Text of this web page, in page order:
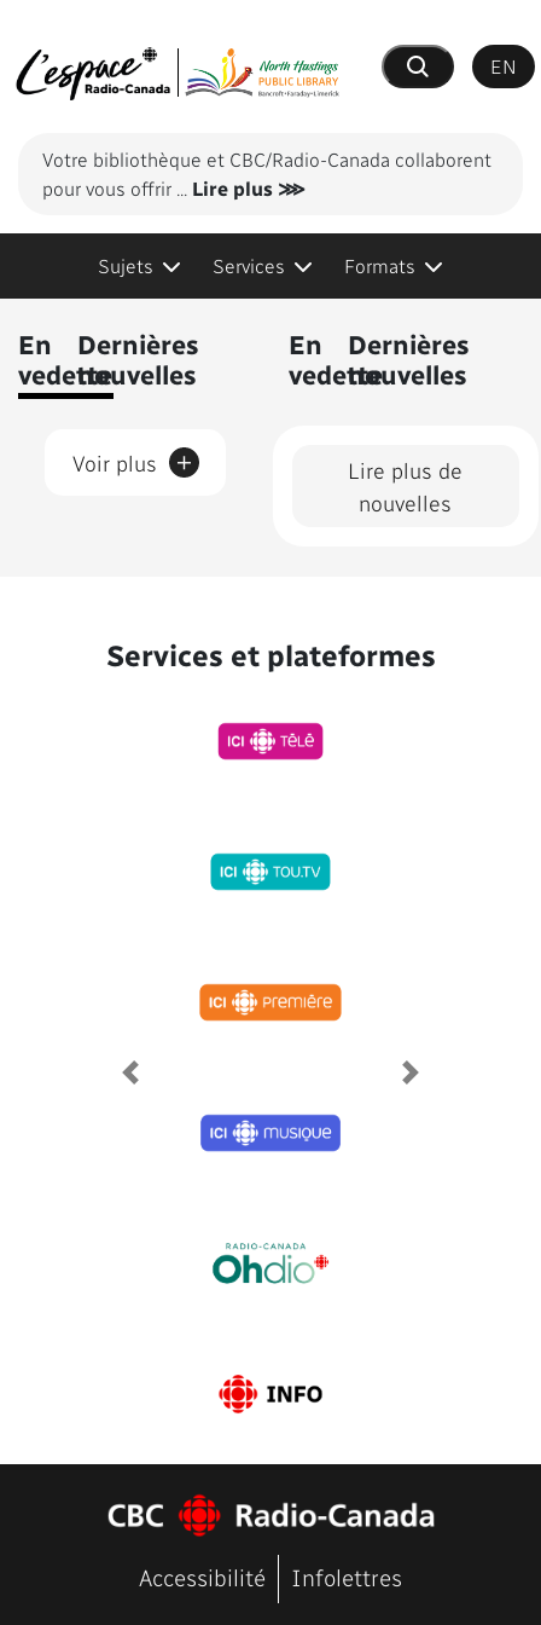
Recherche
EN
Votre bibliothèque et CBC/Radio-Canada collaborent
pour vous offrir ... Lire plus ⋙
Sujets Services Formats
En
vedette
Dernières
nouvelles
Lire plus de
nouvelles
En
vedette
Dernières
nouvelles
Voir plus +
Services et plateformes
Previous Next
Accessibilité Infolettres